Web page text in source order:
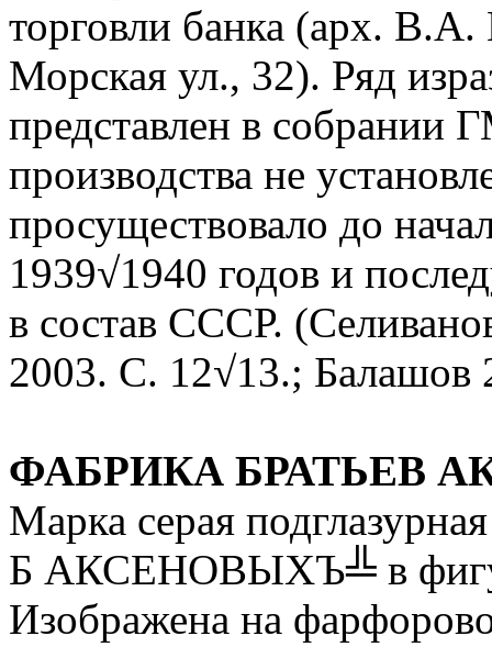
торговли банка (арх.
Морская ул., 32). Ряд
представлен в собрании
производства не
просуществовало до
1939√1940 годов и
в состав СССР.
2003. С. 12√13.; Балашов
ФАБРИКА БРАТЬЕВ
Марка серая
Б АКСЕНОВЫХЪ╩ в
Изображена на